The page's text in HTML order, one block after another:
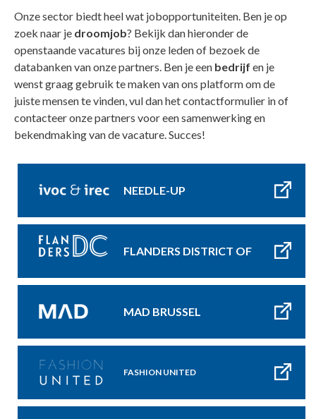
Onze sector biedt heel wat jobopportuniteiten. Ben je op
zoek naar je droomjob? Bekijk dan hieronder de
openstaande vacatures bij onze leden of bezoek de
databanken van onze partners. Ben je een bedrijf en je
wenst graag gebruik te maken van ons platform om de
juiste mensen te vinden, vul dan het contactformulier in of
contacteer onze partners voor een samenwerking en
bekendmaking van de vacature. Succes!
NEEDLE-UP
FLANDERS DISTRICT OF
MAD BRUSSEL
FASHION UNITED